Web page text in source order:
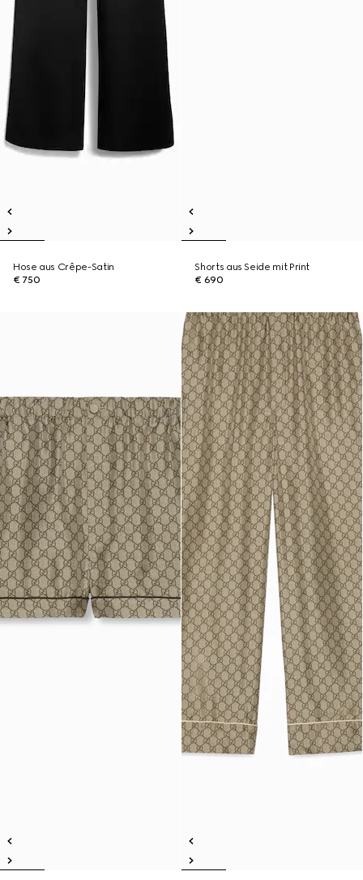
Hose aus Crêpe-Satin
€ 750
Shorts aus Seide mit Print
€ 690